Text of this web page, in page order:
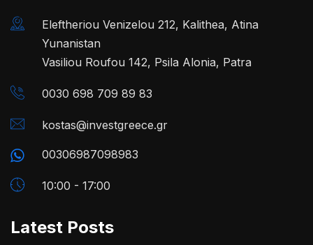
Eleftheriou Venizelou 212, Kalithea, Atina
Yunanistan
Vasiliou Roufou 142, Psila Alonia, Patra
0030 698 709 89 83
kostas@investgreece.gr
00306987098983
10:00 - 17:00
Latest Posts